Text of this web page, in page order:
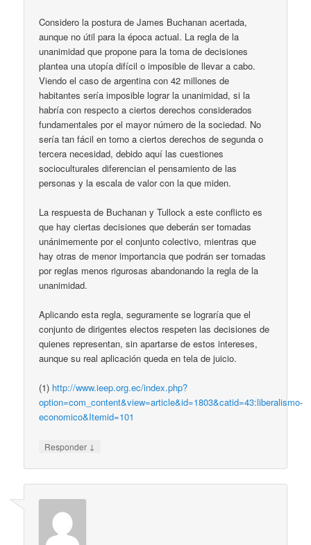
Considero la postura de James Buchanan acertada,
aunque no útil para la época actual. La regla de la
unanimidad que propone para la toma de decisiones
plantea una utopía difícil o imposible de llevar a cabo.
Viendo el caso de argentina con 42 millones de
habitantes sería imposible lograr la unanimidad, si la
habría con respecto a ciertos derechos considerados
fundamentales por el mayor número de la sociedad. No
sería tan fácil en torno a ciertos derechos de segunda o
tercera necesidad, debido aquí las cuestiones
socioculturales diferencian el pensamiento de las
personas y la escala de valor con la que miden.
La respuesta de Buchanan y Tullock a este conflicto es
que hay ciertas decisiones que deberán ser tomadas
unánimemente por el conjunto colectivo, mientras que
hay otras de menor importancia que podrán ser tomadas
por reglas menos rigurosas abandonando la regla de la
unanimidad.
Aplicando esta regla, seguramente se lograría que el
conjunto de dirigentes electos respeten las decisiones de
quienes representan, sin apartarse de estos intereses,
aunque su real aplicación queda en tela de juicio.
(1) http://www.ieep.org.ec/index.php?
option=com_content&view=article&id=1803&catid=43:liberalismo-
economico&Itemid=101
Responder ↓